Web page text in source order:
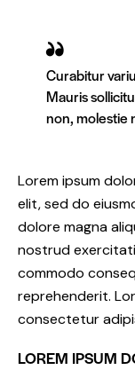
Curabitur
Mauris
non, molestie
Lorem ipsum
elit, sed do
dolore magna
nostrud
commodo
reprehenderit.
consectetur
LOREM IPSUM